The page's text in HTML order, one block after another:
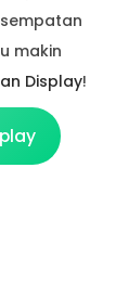
makin
Display!